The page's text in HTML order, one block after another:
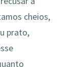
cheios,
prato,